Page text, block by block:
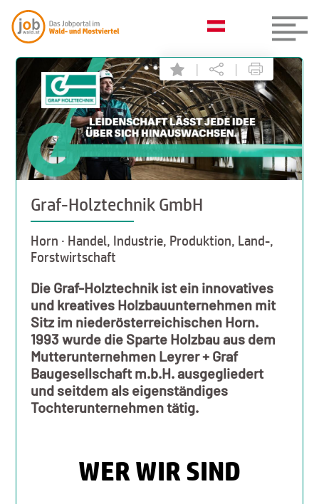
| |
Graf-Holztechnik GmbH
Horn · Handel, Industrie, Produktion, Land-,
Forstwirtschaft
Die Graf-Holztechnik ist ein innovatives
und kreatives Holzbauunternehmen mit
Sitz im niederösterreichischen Horn.
1993 wurde die Sparte Holzbau aus dem
Mutterunternehmen Leyrer + Graf
Baugesellschaft m.b.H. ausgegliedert
und seitdem als eigenständiges
Tochterunternehmen tätig.
WER WIR SIND